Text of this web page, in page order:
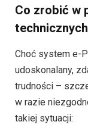
Co zrobić w
technicznych
Choć system e-
udoskonalany,
trudności –
w razie
takiej sytuacji: